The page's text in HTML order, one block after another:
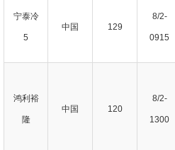
宁泰冷
5
中国 129
8/2-
0915
鸿利裕
隆
中国 120
8/2-
1300